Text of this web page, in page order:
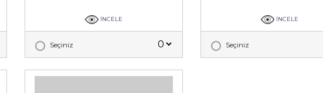
İNCELE
Seçiniz
İNCELE
Seçiniz